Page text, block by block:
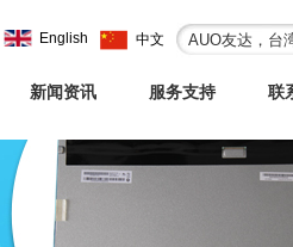
中文
English
新闻资讯 服务支持 联